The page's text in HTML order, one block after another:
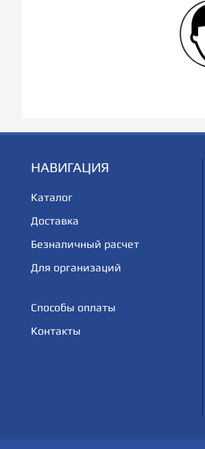
НАВИГАЦИЯ
Каталог
Доставка
Безналичный расчет
Для организаций
Способы оплаты
Контакты